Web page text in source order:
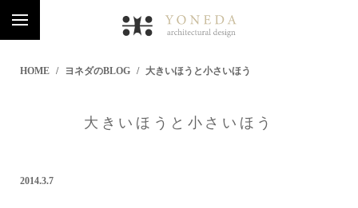
HOME ヨネダのBLOG 大きいほうと小さいほう
大きいほうと小さいほう
2014.3.7